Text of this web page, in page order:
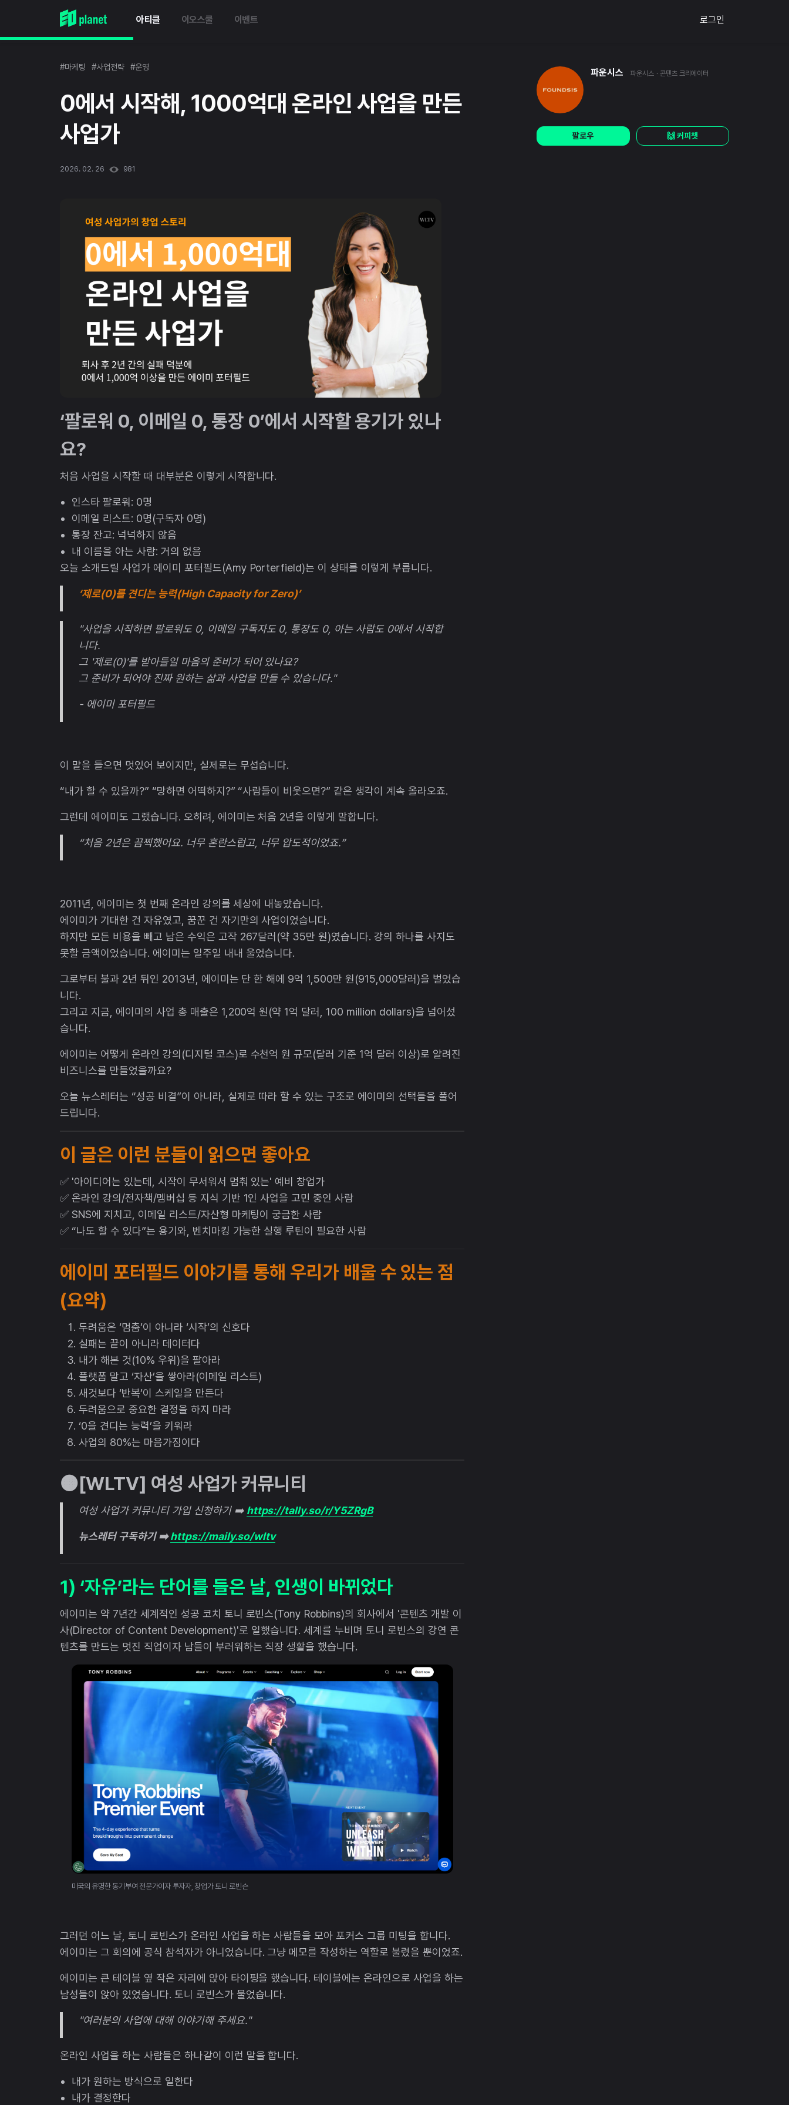
아티클 이오스쿨 이벤트 로그인
#마케팅 #사업전략 #운영
0에서 시작해, 1000억대 온라인 사업을 만든
사업가
2026. 02. 26 981
‘팔로워 0, 이메일 0, 통장 0’에서 시작할 용기가 있나
요?
처음 사업을 시작할 때 대부분은 이렇게 시작합니다.
인스타 팔로워: 0명
이메일 리스트: 0명(구독자 0명)
통장 잔고: 넉넉하지 않음
내 이름을 아는 사람: 거의 없음
오늘 소개드릴 사업가 에이미 포터필드(Amy Porterfield)는 이 상태를 이렇게 부릅니다.
‘제로(0)를 견디는 능력(High Capacity for Zero)’
"사업을 시작하면 팔로워도 0, 이메일 구독자도 0, 통장도 0, 아는 사람도 0에서 시작합
니다.
그 '제로(0)'를 받아들일 마음의 준비가 되어 있나요?
그 준비가 되어야 진짜 원하는 삶과 사업을 만들 수 있습니다."
- 에이미 포터필드
이 말을 들으면 멋있어 보이지만, 실제로는 무섭습니다.
“내가 할 수 있을까?” “망하면 어떡하지?” “사람들이 비웃으면?” 같은 생각이 계속 올라오죠.
그런데 에이미도 그랬습니다. 오히려, 에이미는 처음 2년을 이렇게 말합니다.
“처음 2년은 끔찍했어요. 너무 혼란스럽고, 너무 압도적이었죠.”
2011년, 에이미는 첫 번째 온라인 강의를 세상에 내놓았습니다.
에이미가 기대한 건 자유였고, 꿈꾼 건 자기만의 사업이었습니다.
하지만 모든 비용을 빼고 남은 수익은 고작 267달러(약 35만 원)였습니다. 강의 하나를 사지도
못할 금액이었습니다. 에이미는 일주일 내내 울었습니다.
그로부터 불과 2년 뒤인 2013년, 에이미는 단 한 해에 9억 1,500만 원(915,000달러)을 벌었습
니다.
그리고 지금, 에이미의 사업 총 매출은 1,200억 원(약 1억 달러, 100 million dollars)을 넘어섰
습니다.
에이미는 어떻게 온라인 강의(디지털 코스)로 수천억 원 규모(달러 기준 1억 달러 이상)로 알려진
비즈니스를 만들었을까요?
오늘 뉴스레터는 “성공 비결”이 아니라, 실제로 따라 할 수 있는 구조로 에이미의 선택들을 풀어
드립니다.
이 글은 이런 분들이 읽으면 좋아요
✅ '아이디어는 있는데, 시작이 무서워서 멈춰 있는' 예비 창업가
✅ 온라인 강의/전자책/멤버십 등 지식 기반 1인 사업을 고민 중인 사람
✅ SNS에 지치고, 이메일 리스트/자산형 마케팅이 궁금한 사람
✅ “나도 할 수 있다”는 용기와, 벤치마킹 가능한 실행 루틴이 필요한 사람
에이미 포터필드 이야기를 통해 우리가 배울 수 있는 점
(요약)
두려움은 ‘멈춤’이 아니라 ‘시작’의 신호다
실패는 끝이 아니라 데이터다
내가 해본 것(10% 우위)을 팔아라
플랫폼 말고 ‘자산’을 쌓아라(이메일 리스트)
새것보다 ‘반복’이 스케일을 만든다
두려움으로 중요한 결정을 하지 마라
‘0을 견디는 능력’을 키워라
사업의 80%는 마음가짐이다
🟠[WLTV] 여성 사업가 커뮤니티
여성 사업가 커뮤니티 가입 신청하기 ➡️ https://tally.so/r/Y5ZRgB
뉴스레터 구독하기 ➡️https://maily.so/wltv
1) ‘자유’라는 단어를 들은 날, 인생이 바뀌었다
에이미는 약 7년간 세계적인 성공 코치 토니 로빈스(Tony Robbins)의 회사에서 '콘텐츠 개발 이
사(Director of Content Development)'로 일했습니다. 세계를 누비며 토니 로빈스의 강연 콘
텐츠를 만드는 멋진 직업이자 남들이 부러워하는 직장 생활을 했습니다.
미국의 유명한 동기부여 전문가이자 투자자, 창업가 토니 로빈슨
그러던 어느 날, 토니 로빈스가 온라인 사업을 하는 사람들을 모아 포커스 그룹 미팅을 합니다.
에이미는 그 회의에 공식 참석자가 아니었습니다. 그냥 메모를 작성하는 역할로 불렸을 뿐이었죠.
에이미는 큰 테이블 옆 작은 자리에 앉아 타이핑을 했습니다. 테이블에는 온라인으로 사업을 하는
남성들이 앉아 있었습니다. 토니 로빈스가 물었습니다.
"여러분의 사업에 대해 이야기해 주세요."
온라인 사업을 하는 사람들은 하나같이 이런 말을 합니다.
내가 원하는 방식으로 일한다
내가 결정한다
파운시스 파운시스 · 콘텐츠 크리에이터
팔로우 🙌 커피챗